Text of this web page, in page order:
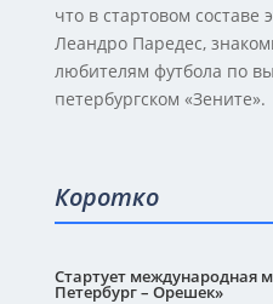
что в стартовом
Леандро Паредес,
любителям футбола по
петербургском «Зените».
Коротко
Стартует международная
Петербург – Орешек»